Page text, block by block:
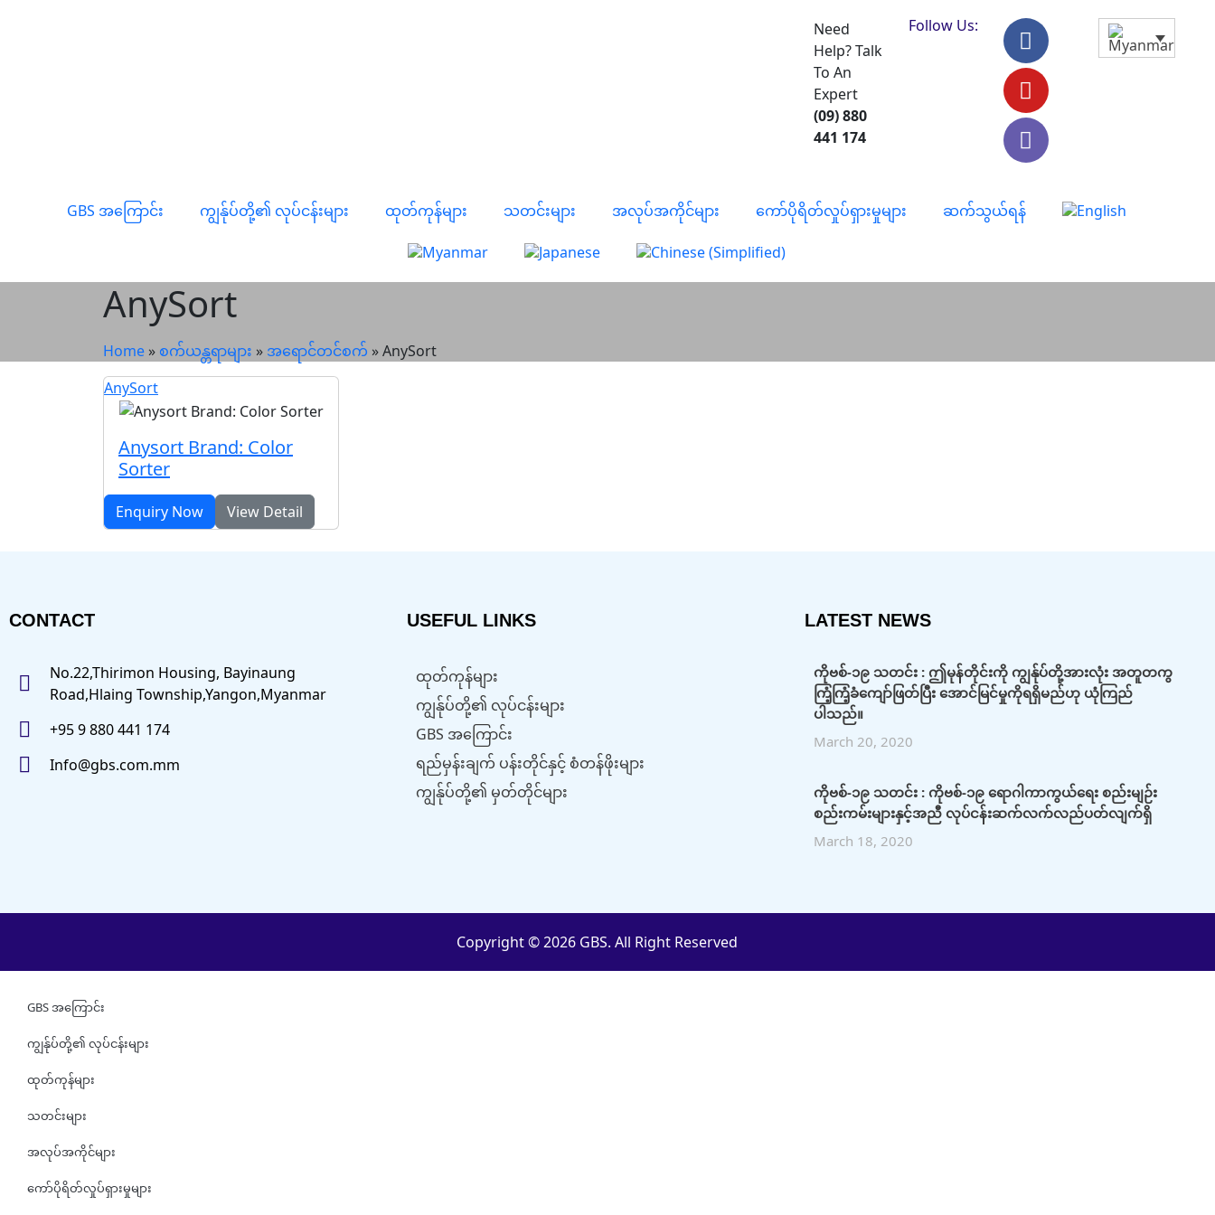
Need
Help? Talk
To An
Expert
(09) 880
441 174
Follow Us:
GBS အကြောင်း ကျွန်ုပ်တို့၏ လုပ်ငန်းများ ထုတ်ကုန်များ သတင်းများ အလုပ်အကိုင်များ ကော်ပိုရိတ်လှုပ်ရှားမှုများ ဆက်သွယ်ရန်
AnySort
Home » စက်ယန္တရာများ » အရောင်တင်စက် »AnySort
AnySort
Anysort Brand: Color
Sorter
Enquiry Now View Detail
CONTACT
No.22,Thirimon Housing, Bayinaung
Road,Hlaing Township,Yangon,Myanmar
+95 9 880 441 174
Info@gbs.com.mm
USEFUL LINKS
ထုတ်ကုန်များ
ကျွန်ုပ်တို့၏ လုပ်ငန်းများ
GBS အကြောင်း
ရည်မှန်းချက် ပန်းတိုင်နှင့် စံတန်ဖိုးများ
ကျွန်ုပ်တို့၏ မှတ်တိုင်များ
LATEST NEWS
ကိုဗစ်-၁၉ သတင်း : ဤမုန်တိုင်းကို ကျွန်ုပ်တို့အားလုံး အတူတကွ
ကြံ့ကြံ့ခံကျော်ဖြတ်ပြီး အောင်မြင်မှုကိုရရှိမည်ဟု ယုံကြည်
ပါသည်။
March 20, 2020
ကိုဗစ်-၁၉ သတင်း : ကိုဗစ်-၁၉ ရောဂါကာကွယ်ရေး စည်းမျဉ်း
စည်းကမ်းများနှင့်အညီ လုပ်ငန်းဆက်လက်လည်ပတ်လျက်ရှိ
March 18, 2020
Copyright © 2026 GBS. All Right Reserved
GBS အကြောင်း
ကျွန်ုပ်တို့၏ လုပ်ငန်းများ
ထုတ်ကုန်များ
သတင်းများ
အလုပ်အကိုင်များ
ကော်ပိုရိတ်လှုပ်ရှားမှုများ